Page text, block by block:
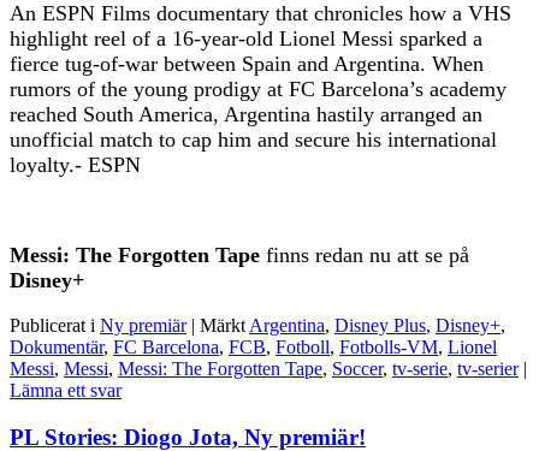
An ESPN Films documentary that chronicles how a VHS
highlight reel of a 16-year-old Lionel Messi sparked a
fierce tug-of-war between Spain and Argentina. When
rumors of the young prodigy at FC Barcelona’s academy
reached South America, Argentina hastily arranged an
unofficial match to cap him and secure his international
loyalty.- ESPN
Messi: The Forgotten Tape finns redan nu att se på
Disney+
Publicerat i Ny premiär | Märkt Argentina, Disney Plus, Disney+,
Dokumentär, FC Barcelona, FCB, Fotboll, Fotbolls-VM, Lionel
Messi, Messi, Messi: The Forgotten Tape, Soccer, tv-serie, tv-serier |
Lämna ett svar
PL Stories: Diogo Jota, Ny premiär!